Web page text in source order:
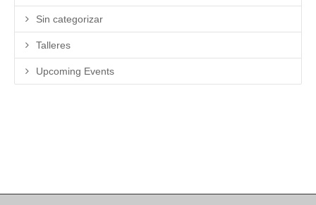
Sin categorizar
Talleres
Upcoming Events